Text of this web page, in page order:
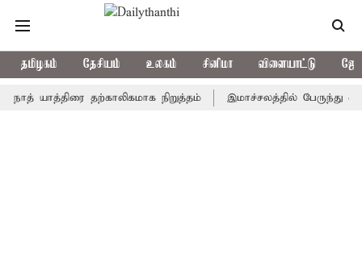
தமிழகம் தேசியம் உலகம் சினிமா விளையாட்டு
தற்காலிகமாக நிறுத்தம் இமாச்சலத்தில் பேருந்து